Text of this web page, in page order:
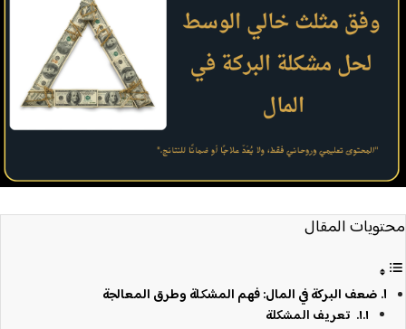
محتويات المقال
ضعف البركة في المال: فهم المشكلة وطرق المعالجة
تعريف المشكلة